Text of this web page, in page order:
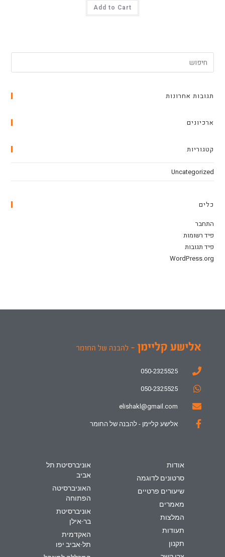
Add to Cart
תגובות אחרונות
ארכיונים
קטגוריות
Uncategorized
כלים
התחבר
פיד רשומות
פיד תגובות
WordPress.org
050-2325525
050-2325525
elishakl@gmail.com
אלישע קליימן - להבנה של החומר
אודות
סרטונים לדוגמה
שיעורים פרטיים
מאמרים
המלצות
תעודות
תקנון
אוניברסיטת תל
אביב
האוניברסיטה
הפתוחה
אוניברסיטת
בר-אילן
האקדמית
תל-אביב יפו